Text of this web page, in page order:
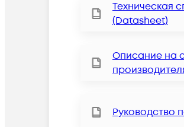
Техническая
(Datasheet)
Описание на
Руководство